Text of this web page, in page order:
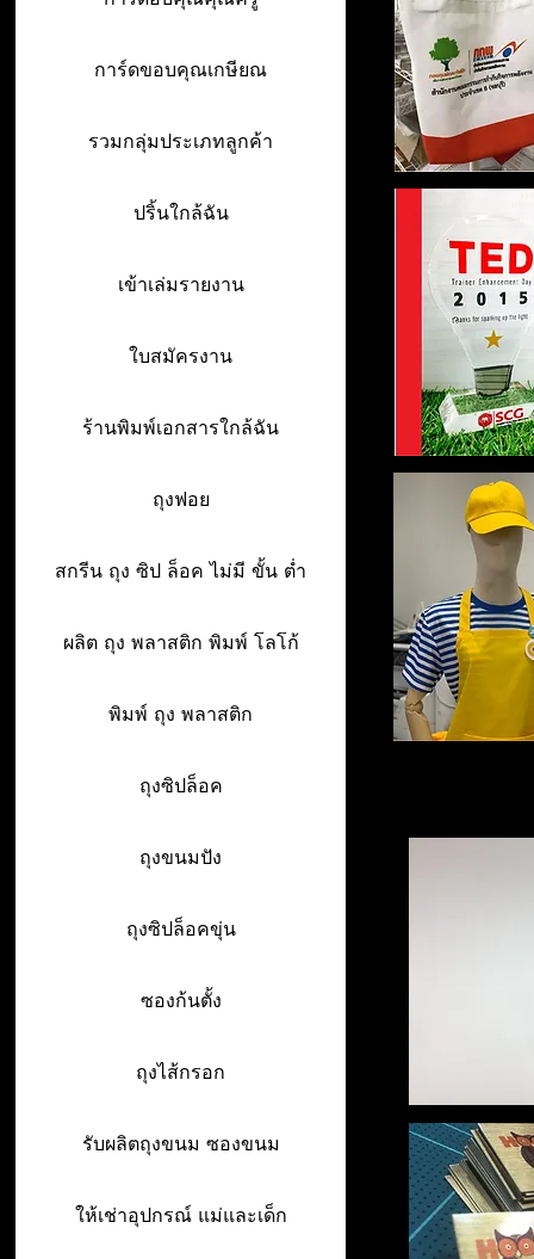
การ์ดขอบคุณเกษียณ
รวมกลุ่มประเภทลูกค้า
ปริ้นใกล้ฉัน
เข้าเล่มรายงาน
ใบสมัครงาน
ร้านพิมพ์เอกสารใกล้ฉัน
ถุงฟอย
สกรีน ถุง ซิป ล็อค ไม่มี ขั้น ต่ำ
ผลิต ถุง พลาสติก พิมพ์ โลโก้
พิมพ์ ถุง พลาสติก
ถุงซิปล็อค
ถุงขนมปัง
ถุงซิปล็อคขุ่น
ซองก้นตั้ง
ถุงไส้กรอก
รับผลิตถุงขนม ซองขนม
ให้เช่าอุปกรณ์ แม่และเด็ก